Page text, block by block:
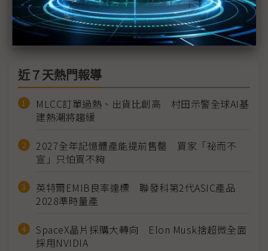
佳能1月營收創10年新高 2026全年劍指百億大關
近７天熱門報導
MLCC訂單過熱、出貨比創高 村田示警全球AI基
建熱潮將趨緩
2027全年記憶體產能提前售罄 買家「祕而不
宣」只怕買不夠
英特爾EMIB良率達標 聯發科第2代ASIC產品
2028準時量產
SpaceX晶片採購大轉向 Elon Musk捨超微全面
採用NVIDIA